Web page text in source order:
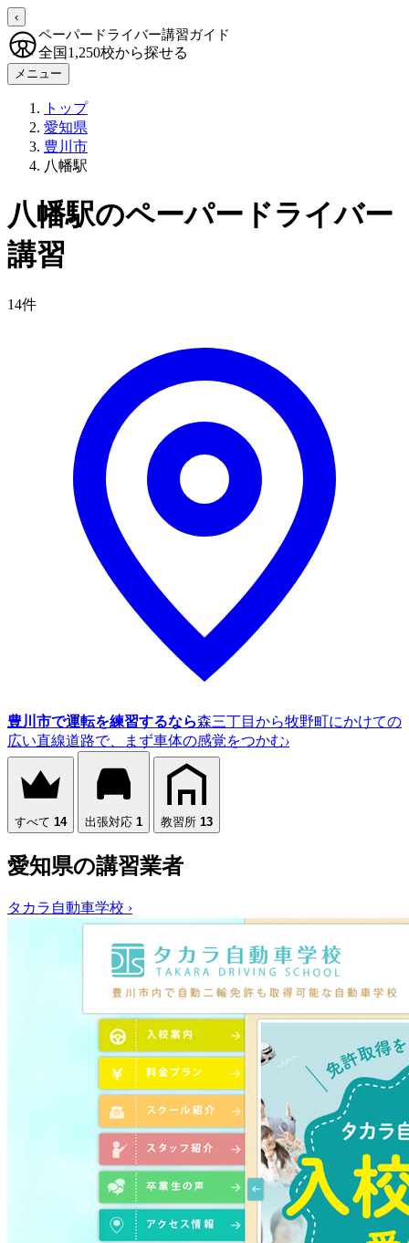
‹
ペーパードライバー講習ガイド
全国1,250校から探せる
メニュー
トップ
愛知県
豊川市
八幡駅
八幡駅のペーパードライバー
講習
14件
豊川市で運転を練習するなら森三丁目から牧野町にかけての
広い直線道路で、まず車体の感覚をつかむ›
すべて 14 出張対応 1 教習所 13
愛知県の講習業者
タカラ自動車学校 ›